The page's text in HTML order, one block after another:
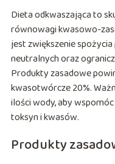
Dieta odkwaszająca to
równowagi kwasowo-
jest zwiększenie
neutralnych oraz
Produkty zasadowe
kwasotwórcze 20%.
ilości wody, aby
toksyn i kwasów.
Produkty